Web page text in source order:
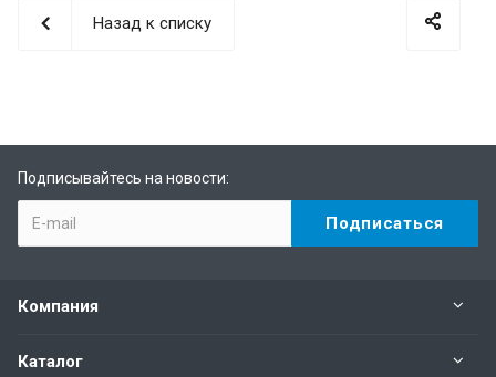
Назад к списку
Подписывайтесь на новости:
Компания
Каталог